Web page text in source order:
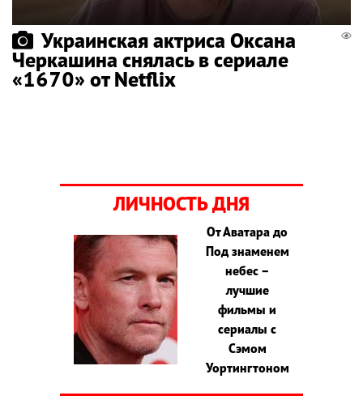
Украинская актриса Оксана
Черкашина снялась в сериале
«1670» от Netflix
ЛИЧНОСТЬ ДНЯ
От Аватара до
Под знаменем
небес –
лучшие
фильмы и
сериалы с
Сэмом
Уортингтоном